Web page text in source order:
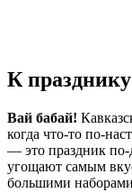
К празднику
Вай бабай!
когда что-то по-
— это праздник по-
угощают самым
большими